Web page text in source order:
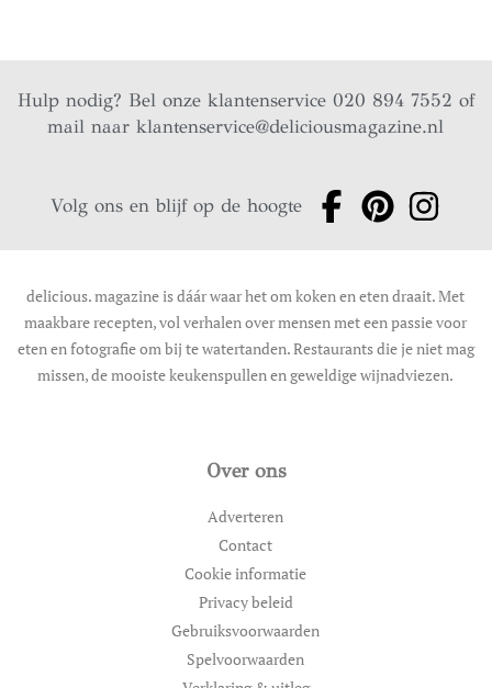
Hulp nodig? Bel onze klantenservice 020 894 7552 of
mail naarklantenservice@deliciousmagazine.nl
Volg ons en blijf op de hoogte
delicious. magazine is dáár waar het om koken en eten draait. Met
maakbare recepten, vol verhalen over mensen met een passie voor
eten en fotografie om bij te watertanden. Restaurants die je niet mag
missen, de mooiste keukenspullen en geweldige wijnadviezen.
Over ons
Adverteren
Contact
Cookie informatie
Privacy beleid
Gebruiksvoorwaarden
Spelvoorwaarden